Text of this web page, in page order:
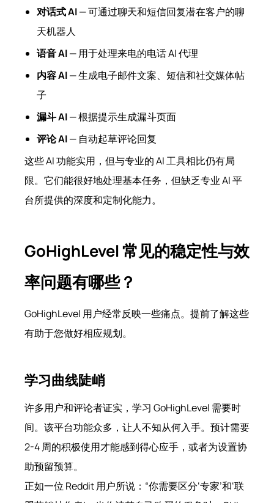
对话式 AI— 可通过聊天和短信回复潜在客户的聊
天机器人
语音 AI— 用于处理来电的电话 AI 代理
内容 AI— 生成电子邮件文案、短信和社交媒体帖
子
漏斗 AI— 根据提示生成漏斗页面
评论 AI— 自动起草评论回复
这些 AI 功能实用，但与专业的 AI 工具相比仍有局
限。它们能很好地处理基本任务，但缺乏专业 AI 平
台所提供的深度和定制化能力。
GoHighLevel 常见的稳定性与效
率问题有哪些？
GoHighLevel 用户经常反映一些痛点。提前了解这些
有助于您做好相应规划。
学习曲线陡峭
许多用户和评论者证实，学习 GoHighLevel 需要时
间。该平台功能众多，让人不知从何入手。预计需要
2-4 周的积极使用才能感到得心应手，或者为设置协
助预留预算。
正如一位 Reddit 用户所说：“你需要区分‘专家’和‘联